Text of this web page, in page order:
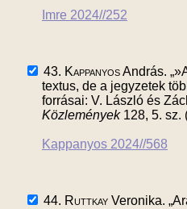
Imre 2024//252
43. KappanyosAndrás.
textus, de a jegyzetek
forrásai: V. László és
Közlemények128, 5. sz.
Kappanyos 2024//568
44. Ruttkay Veronika.